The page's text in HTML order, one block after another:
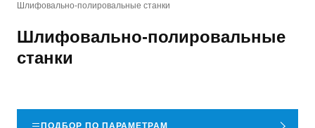
Шлифовально-полировальные станки
Шлифовально-полировальные
станки
ПОДБОР ПО ПАРАМЕТРАМ